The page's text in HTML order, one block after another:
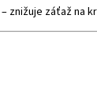
– znižuje záťaž na